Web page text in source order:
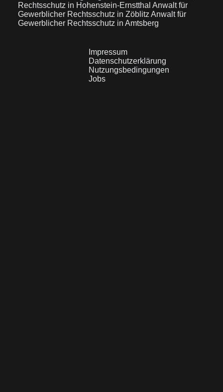
Rechtsschutz in Hohenstein-Ernstthal Anwalt für
Gewerblicher Rechtsschutz in Zöblitz Anwalt für
Gewerblicher Rechtsschutz in Amtsberg
Impressum
Datenschutzerklärung
Nutzungsbedingungen
Jobs